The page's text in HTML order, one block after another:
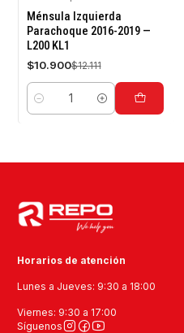
-10%
OFF
Ménsula Izquierda
Parachoque 2016-2019 —
L200 KL1
$10.900$12.111
Cantidad
Horarios de atención
Lunes a Jueves: 9:30 a 18:00
Viernes: 9:30 a 17:00
Síguenos